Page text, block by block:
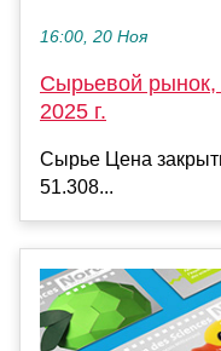
16:00, 20 Ноя
Сырьевой рынок,
2025 г.
Сырье Цена
51.308...